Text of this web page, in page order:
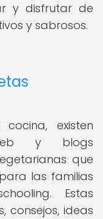
y disfrutar de
y sabrosos.
existen
y blogs
que
las familias
Estas
consejos, ideas